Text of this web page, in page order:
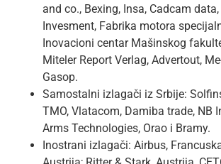
and co., Bexing, Insa, Cadcam
Invesment, Fabrika motora
Inovacioni centar Mašinskog
Miteler Report Verlag, Advertout,
Gasop.
Samostalni izlagači iz Srbije:
TMO, Vlatacom, Damiba trade, NB
Arms Technologies, Orao i Bramy.
Inostrani izlagači: Airbus,